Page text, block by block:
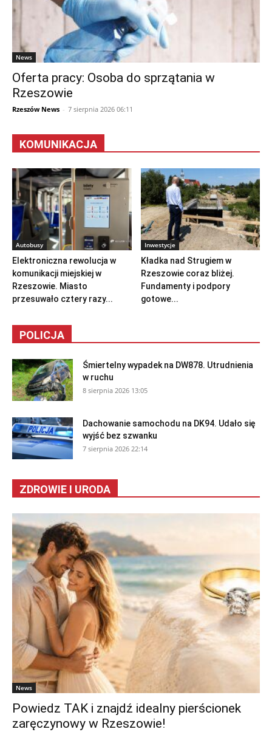
News
Oferta pracy: Osoba do sprzątania w
Rzeszowie
Rzeszów News - 7 sierpnia 2026 06:11
KOMUNIKACJA
Autobusy
Elektroniczna rewolucja w
komunikacji miejskiej w
Rzeszowie. Miasto
przesuwało cztery razy...
Inwestycje
Kładka nad Strugiem w
Rzeszowie coraz bliżej.
Fundamenty i podpory
gotowe...
POLICJA
Śmiertelny wypadek na DW878. Utrudnienia
w ruchu
8 sierpnia 2026 13:05
Dachowanie samochodu na DK94. Udało się
wyjść bez szwanku
7 sierpnia 2026 22:14
ZDROWIE I URODA
News
Powiedz TAK i znajdź idealny pierścionek
zaręczynowy w Rzeszowie!